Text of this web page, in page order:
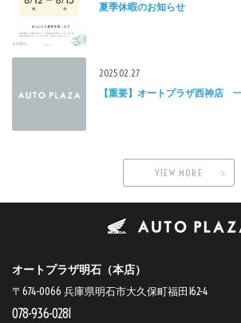
夏季休暇のお知らせ
2025.02.27
【重要】オートプラザ西神店
VIEW MORE
オートプラザ明石（本店）
〒674-0066 兵庫県明石市大久保町福田162-4
078-936-0281